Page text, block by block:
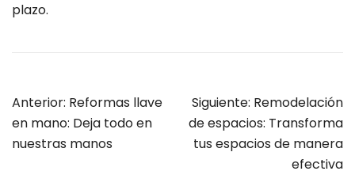
plazo.
Anterior: Reformas llave
en mano: Deja todo en
nuestras manos
Siguiente: Remodelación
de espacios: Transforma
tus espacios de manera
efectiva